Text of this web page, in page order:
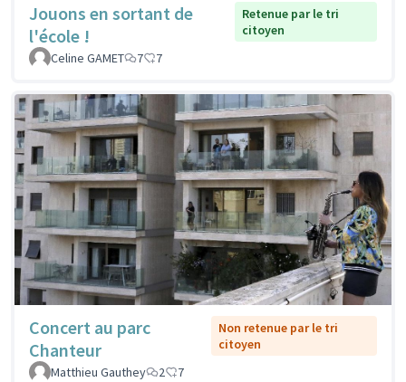
Jouons en sortant de
l'école !
Retenue par le tri
citoyen
Celine GAMET
7 7
Concert au parc
Chanteur
Non retenue par le tri
citoyen
Matthieu Gauthey
2 7